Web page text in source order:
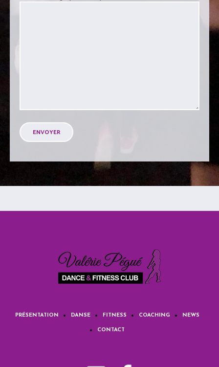
PRÉSENTATION DANSE FITNESS COACHING NEWS
CONTACT